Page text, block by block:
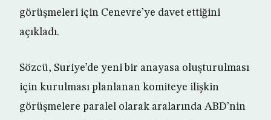
görüşmeleri için Cenevre’ye davet ettiğini
açıkladı.
Sözcü, Suriye’de yeni bir anayasa oluşturulması
için kurulması planlanan komiteye ilişkin
görüşmelere paralel olarak aralarında ABD’nin